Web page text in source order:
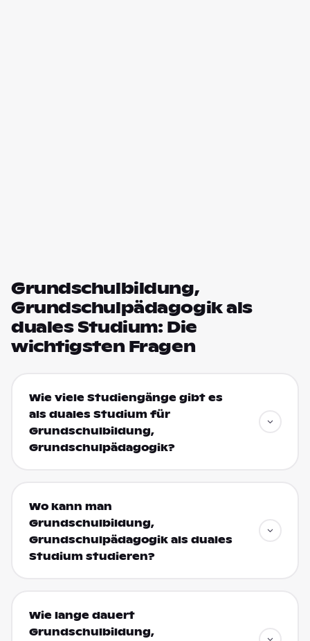
Grundschulbildung,
Grundschulpädagogik als
duales Studium: Die
wichtigsten Fragen
Wie viele Studiengänge gibt es
als duales Studium für
Grundschulbildung,
Grundschulpädagogik?
Wo kann man
Grundschulbildung,
Grundschulpädagogik als duales
Studium studieren?
Wie lange dauert
Grundschulbildung,